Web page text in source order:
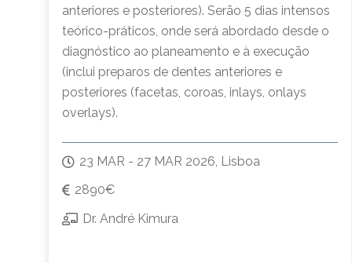
anteriores e posteriores). Serão 5 dias intensos
teórico-práticos, onde será abordado desde o
diagnóstico ao planeamento e à execução
(inclui preparos de dentes anteriores e
posteriores (facetas, coroas, inlays, onlays
overlays).
23 MAR - 27 MAR 2026, Lisboa
2890€
Dr. André Kimura